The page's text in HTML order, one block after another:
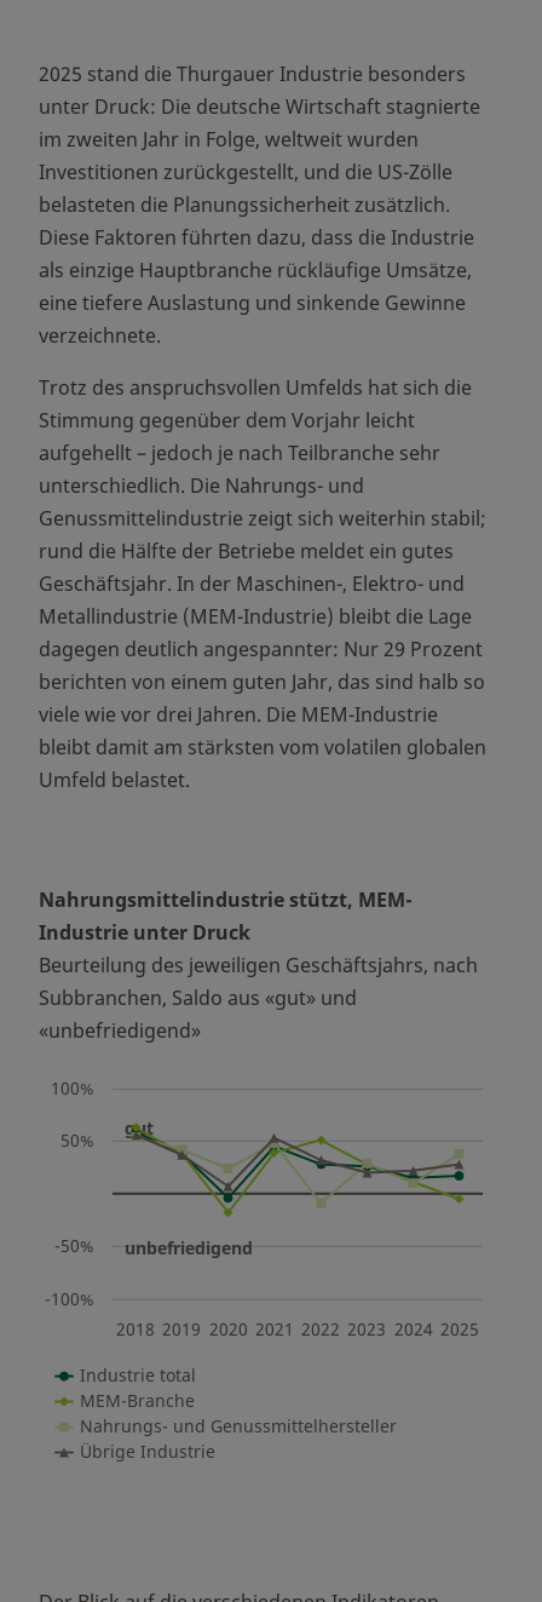
2025 stand die Thurgauer Industrie besonders
unter Druck: Die deutsche Wirtschaft stagnierte
im zweiten Jahr in Folge, weltweit wurden
Investitionen zurückgestellt, und die US-Zölle
belasteten die Planungssicherheit zusätzlich.
Diese Faktoren führten dazu, dass die Industrie
als einzige Hauptbranche rückläufige Umsätze,
eine tiefere Auslastung und sinkende Gewinne
verzeichnete.
Trotz des anspruchsvollen Umfelds hat sich die
Stimmung gegenüber dem Vorjahr leicht
aufgehellt – jedoch je nach Teilbranche sehr
unterschiedlich. Die Nahrungs- und
Genussmittelindustrie zeigt sich weiterhin stabil;
rund die Hälfte der Betriebe meldet ein gutes
Geschäftsjahr. In der Maschinen-, Elektro- und
Metallindustrie (MEM-Industrie) bleibt die Lage
dagegen deutlich angespannter: Nur 29 Prozent
berichten von einem guten Jahr, das sind halb so
viele wie vor drei Jahren. Die MEM-Industrie
bleibt damit am stärksten vom volatilen globalen
Umfeld belastet.
Nahrungsmittelindustrie stützt, MEM-
Industrie unter Druck
Beurteilung des jeweiligen Geschäftsjahrs, nach
Subbranchen, Saldo aus «gut» und
«unbefriedigend»
gut
unbefriedigend
Industrie total
MEM-Branche
Nahrungs- und Genussmittelhersteller
Übrige Industrie
-100%
-50%
50%
100%
2018 2019 2020 2021 2022 2023 2024 2025